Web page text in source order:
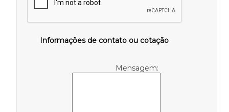
Informações de contato ou cotação
Mensagem: